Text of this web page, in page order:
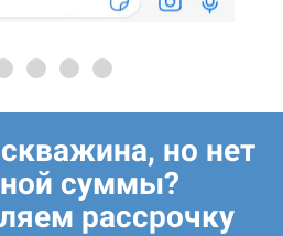
но нет
суммы?
рассрочку